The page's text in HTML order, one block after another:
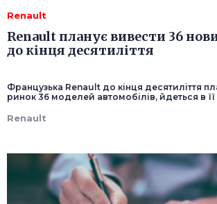
Renault
Renault планує вивести 36
до кінця десятиліття
Французька Renault до кінця десятиліття
ринок 36 моделей автомобілів, йдеться в
Renault